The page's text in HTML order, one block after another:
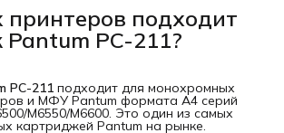
принтеров подходит
PC-211?
PC-211 подходит для монохромных
и МФУ Pantum формата A4 серий
M6550/M6600. Это один из самых
картриджей Pantum на рынке.